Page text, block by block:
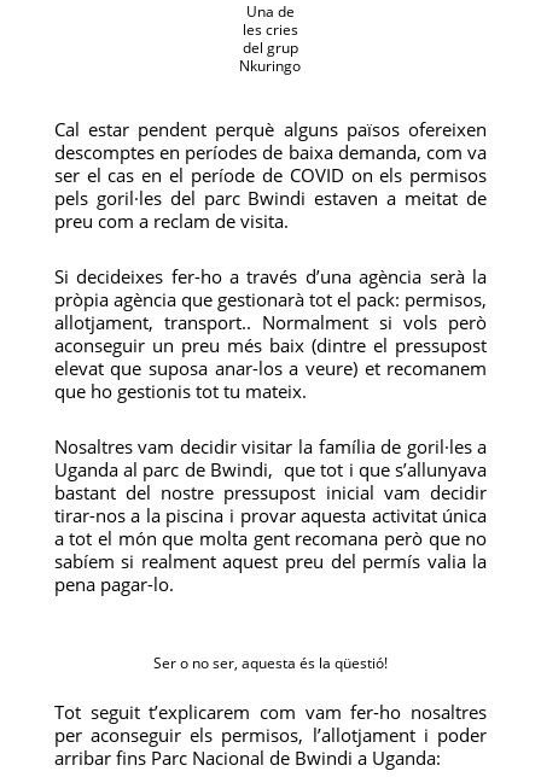
Una de
les cries
del grup
Nkuringo
Cal estar pendent perquè alguns països ofereixen
descomptes en períodes de baixa demanda, com va
ser el cas en el període de COVID on els permisos
pels goril·les del parc Bwindi estaven a meitat de
preu com a reclam de visita.
Si decideixes fer-ho a través d’una agència serà la
pròpia agència que gestionarà tot el pack: permisos,
allotjament, transport.. Normalment si vols però
aconseguir un preu més baix (dintre el pressupost
elevat que suposa anar-los a veure) et recomanem
que ho gestionis tot tu mateix.
Nosaltres vam decidir visitar la família de goril·les a
Uganda al parc de Bwindi, que tot i que s’allunyava
bastant del nostre pressupost inicial vam decidir
tirar-nos a la piscina i provar aquesta activitat única
a tot el món que molta gent recomana però que no
sabíem si realment aquest preu del permís valia la
pena pagar-lo.
Ser o no ser, aquesta és la qüestió!
Tot seguit t’explicarem com vam fer-ho nosaltres
per aconseguir els permisos, l’allotjament i poder
arribar fins Parc Nacional de Bwindi a Uganda: